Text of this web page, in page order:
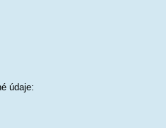
údaje: